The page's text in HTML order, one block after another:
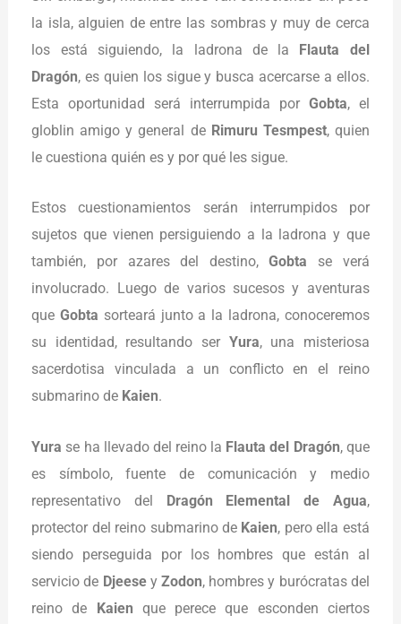
la isla, alguien de entre las sombras y muy de cerca
los está siguiendo, la ladrona de la
Flauta del
Dragón, es quien los sigue y busca acercarse a ellos.
Esta oportunidad será interrumpida por Gobta, el
globlin amigo y general de Rimuru Tesmpest, quien
le cuestiona quién es y por qué les sigue.
Estos cuestionamientos serán interrumpidos por
sujetos que vienen persiguiendo a la ladrona y que
también, por azares del destino,Gobta se verá
involucrado. Luego de varios sucesos y aventuras
queGobta sorteará junto a la ladrona, conoceremos
su identidad, resultando ser Yura, una misteriosa
sacerdotisa vinculada a un conflicto en el reino
submarino de Kaien.
Yura se ha llevado del reino la Flauta del Dragón, que
es símbolo, fuente de comunicación y medio
representativo del Dragón Elemental de Agua,
protector del reino submarino de Kaien, pero ella está
siendo perseguida por los hombres que están al
servicio de DjeeseyZodon, hombres y burócratas del
reino de Kaien que perece que esconden ciertos